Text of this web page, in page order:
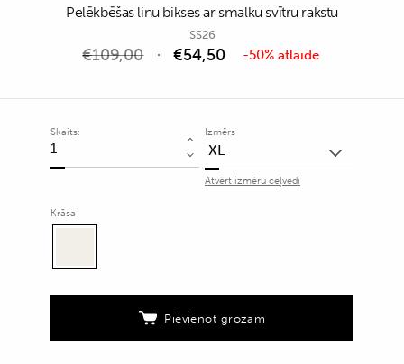
Pelēkbēšas linu bikses ar smalku svītru rakstu
SS26
€109,00 €54,50 -50% atlaide
Skaits:
Pelēkbēšas
linu
ar
Izmērs
Atvērt izmēru ceļvedi
Krāsa
Pievienot grozam